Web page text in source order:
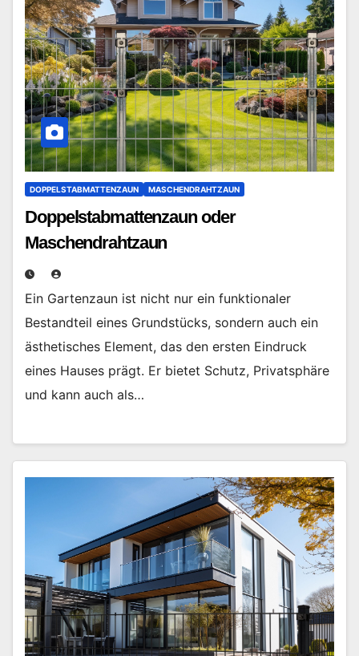
DOPPELSTABMATTENZAUN MASCHENDRAHTZAUN
Doppelstabmattenzaun oder
Maschendrahtzaun
Ein Gartenzaun ist nicht nur ein funktionaler
Bestandteil eines Grundstücks, sondern auch ein
ästhetisches Element, das den ersten Eindruck
eines Hauses prägt. Er bietet Schutz, Privatsphäre
und kann auch als…